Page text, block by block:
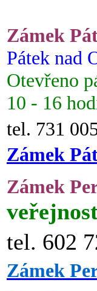
Zámek
Pátek nad
Otevřeno
10 - 16
tel. 731
Zámek
Zámek
tel. 602
Zámek